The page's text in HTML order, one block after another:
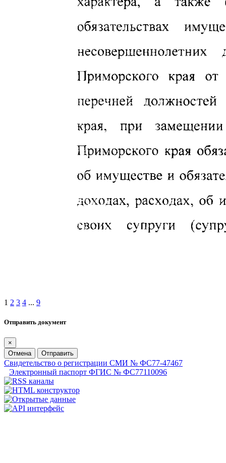
1 2 3 4 ... 9
Отправить документ
×
Отмена
Отправить
Свидетельство о регистрации СМИ № ФС77-47467
Электронный паспорт ФГИС № ФС77110096